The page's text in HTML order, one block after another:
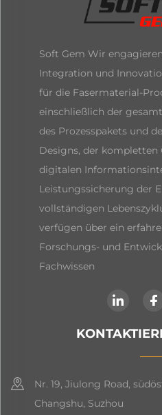
Soft Gem Wir
Integration und
für die Fasermaterial-
einschließlich der
des Prozesspakets und
Designs, der kompletten
digitalen
Leistungssicherung der
vollständigen
verfügen über ein
Forschungs- und
Fachwissen
Nr. 19, Jiulong Road,
Changshu, Suzhou